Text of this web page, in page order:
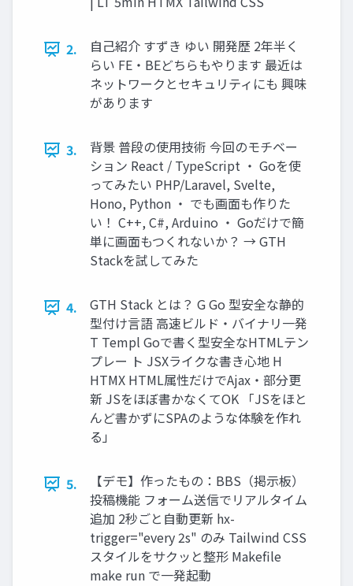
2.
自己紹介 すずき ゆい 開発歴 2年半く
らい FE・BEどちらもやります 最近は
ネットワークとセキュリティにも 興味
があります
3.
背景 普段の使用技術 今回のモチベー
ション React / TypeScript ・ Goを使
ってみたい PHP/Laravel, Svelte,
Hono, Python ・ でも画面も作りた
い！ C++, C#, Arduino ・ Goだけで簡
単に画面もつくれないか？ → GTH
Stackを試してみた
4.
GTH Stack とは？ G Go 型安全な静的
型付け言語 高速ビルド・バイナリ一発
T Templ Goで書く型安全なHTMLテン
プレー ト JSXライクな書き心地 H
HTMX HTML属性だけでAjax・部分更
新 JSをほぼ書かなくてOK 「JSをほと
んど書かずにSPAのような体験を作れ
る」
5.
【デモ】作ったもの：BBS（掲示板）
投稿機能 フォーム送信でリアルタイム
追加 2秒ごと自動更新 hx-
trigger="every 2s" のみ Tailwind CSS
スタイルをサクッと整形 Makefile
make run で一発起動